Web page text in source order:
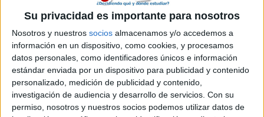
Su privacidad es importante para nosotros
Nosotros y nuestros socios almacenamos y/o accedemos a
información en un dispositivo, como cookies, y procesamos
datos personales, como identificadores únicos e información
estándar enviada por un dispositivo para publicidad y contenido
personalizado, medición de publicidad y contenido,
investigación de audiencia y desarrollo de servicios. Con su
permiso, nosotros y nuestros socios podemos utilizar datos de
verdad, espero que me podais contestar a esta duda si teneis
idea. Muchas gracias por vuestra atención, un saludo !!
Beatriz.
Inicio
Etiquetas: La universidad - un mundo Enfermería Medicina